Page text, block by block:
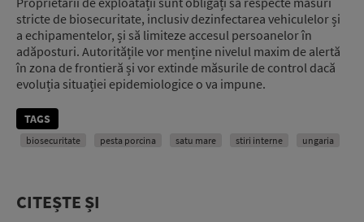
stricte de biosecuritate, inclusiv dezinfectarea vehiculelor și
a echipamentelor, și să limiteze accesul persoanelor în
adăposturi. Autoritățile vor menține nivelul maxim de alertă
în zona de frontieră și vor extinde măsurile de control dacă
evoluția situației epidemiologice o va impune.
TAGS
biosecuritate pesta porcina satu mare stiri interne ungaria
CITEȘTE ȘI